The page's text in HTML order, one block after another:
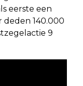
eerste een
deden 140.000
9